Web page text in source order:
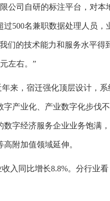
公司自研的标注平台，对
500名兼职数据处理人员
们的技术能力和服务水平
左右。”
，宿迁强化顶层设计，系
产业化、产业数字化步伐
数字经济服务企业业务饱满
附加值领域延伸。
同比增长8.8%。分行业